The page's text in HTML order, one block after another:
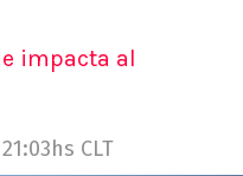
impacta al
CLT